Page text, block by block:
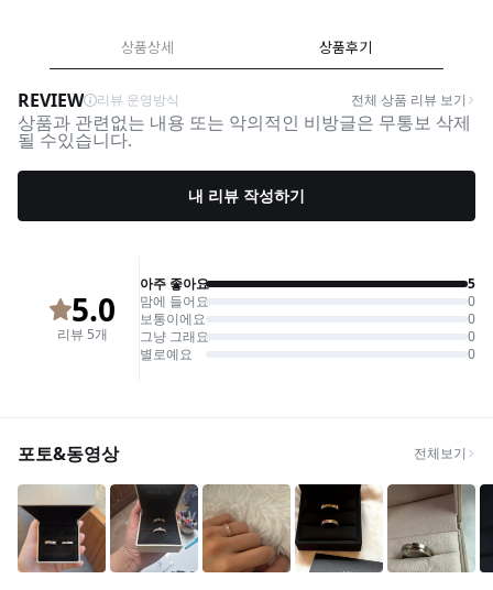
상품상세 상품후기